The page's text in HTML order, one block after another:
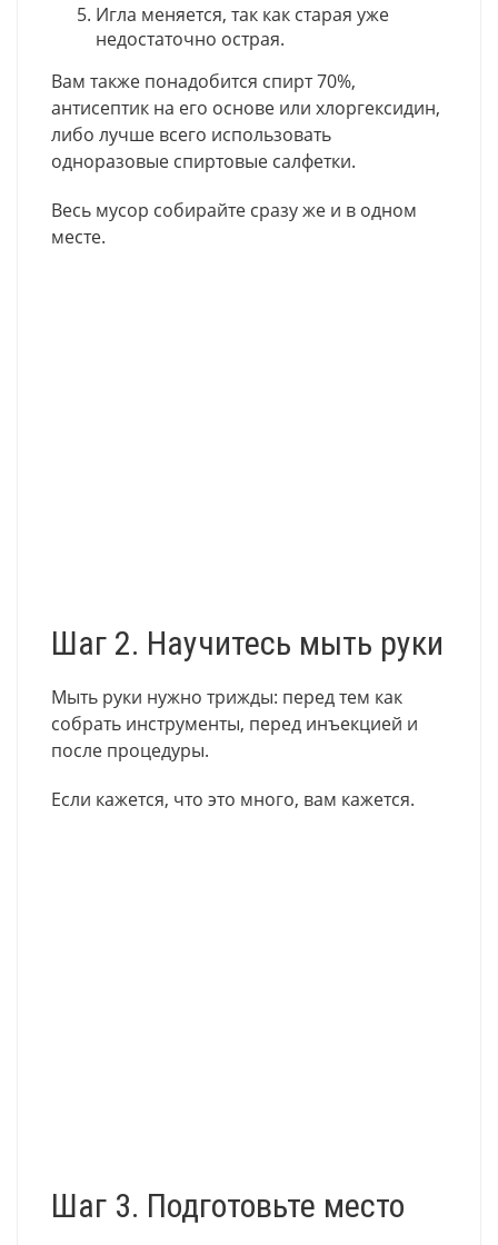
Игла меняется, так как старая уже
недостаточно острая.
Вам также понадобится спирт 70%,
антисептик на его основе или хлоргексидин,
либо лучше всего использовать
одноразовые спиртовые салфетки.
Весь мусор собирайте сразу же и в одном
месте.
Шаг 2. Научитесь мыть руки
Мыть руки нужно трижды: перед тем как
собрать инструменты, перед инъекцией и
после процедуры.
Если кажется, что это много, вам кажется.
Шаг 3. Подготовьте место